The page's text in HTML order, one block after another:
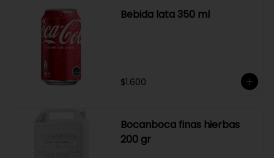
Bebida lata 350 ml
$1.600
Bocanboca finas hierbas
200 gr